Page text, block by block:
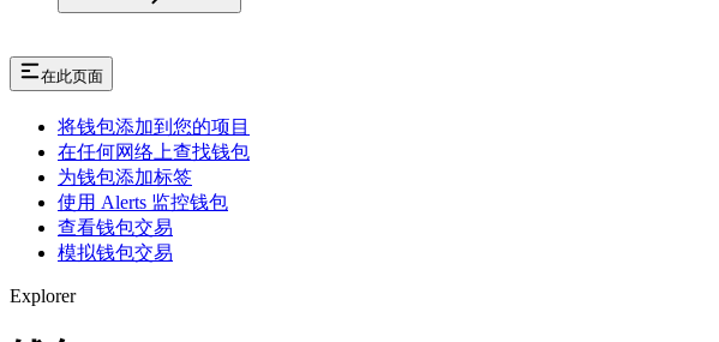
在此页面
将钱包添加到您的项目
在任何网络上查找钱包
为钱包添加标签
使用 Alerts 监控钱包
查看钱包交易
模拟钱包交易
Explorer